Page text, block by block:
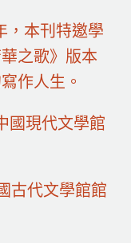
，本刊特邀學
之歌》版本
作人生。
古代文學館館